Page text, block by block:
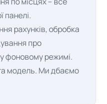
панелі.
рахунків, обробка
про
фоновому режимі.
модель. Ми дбаємо